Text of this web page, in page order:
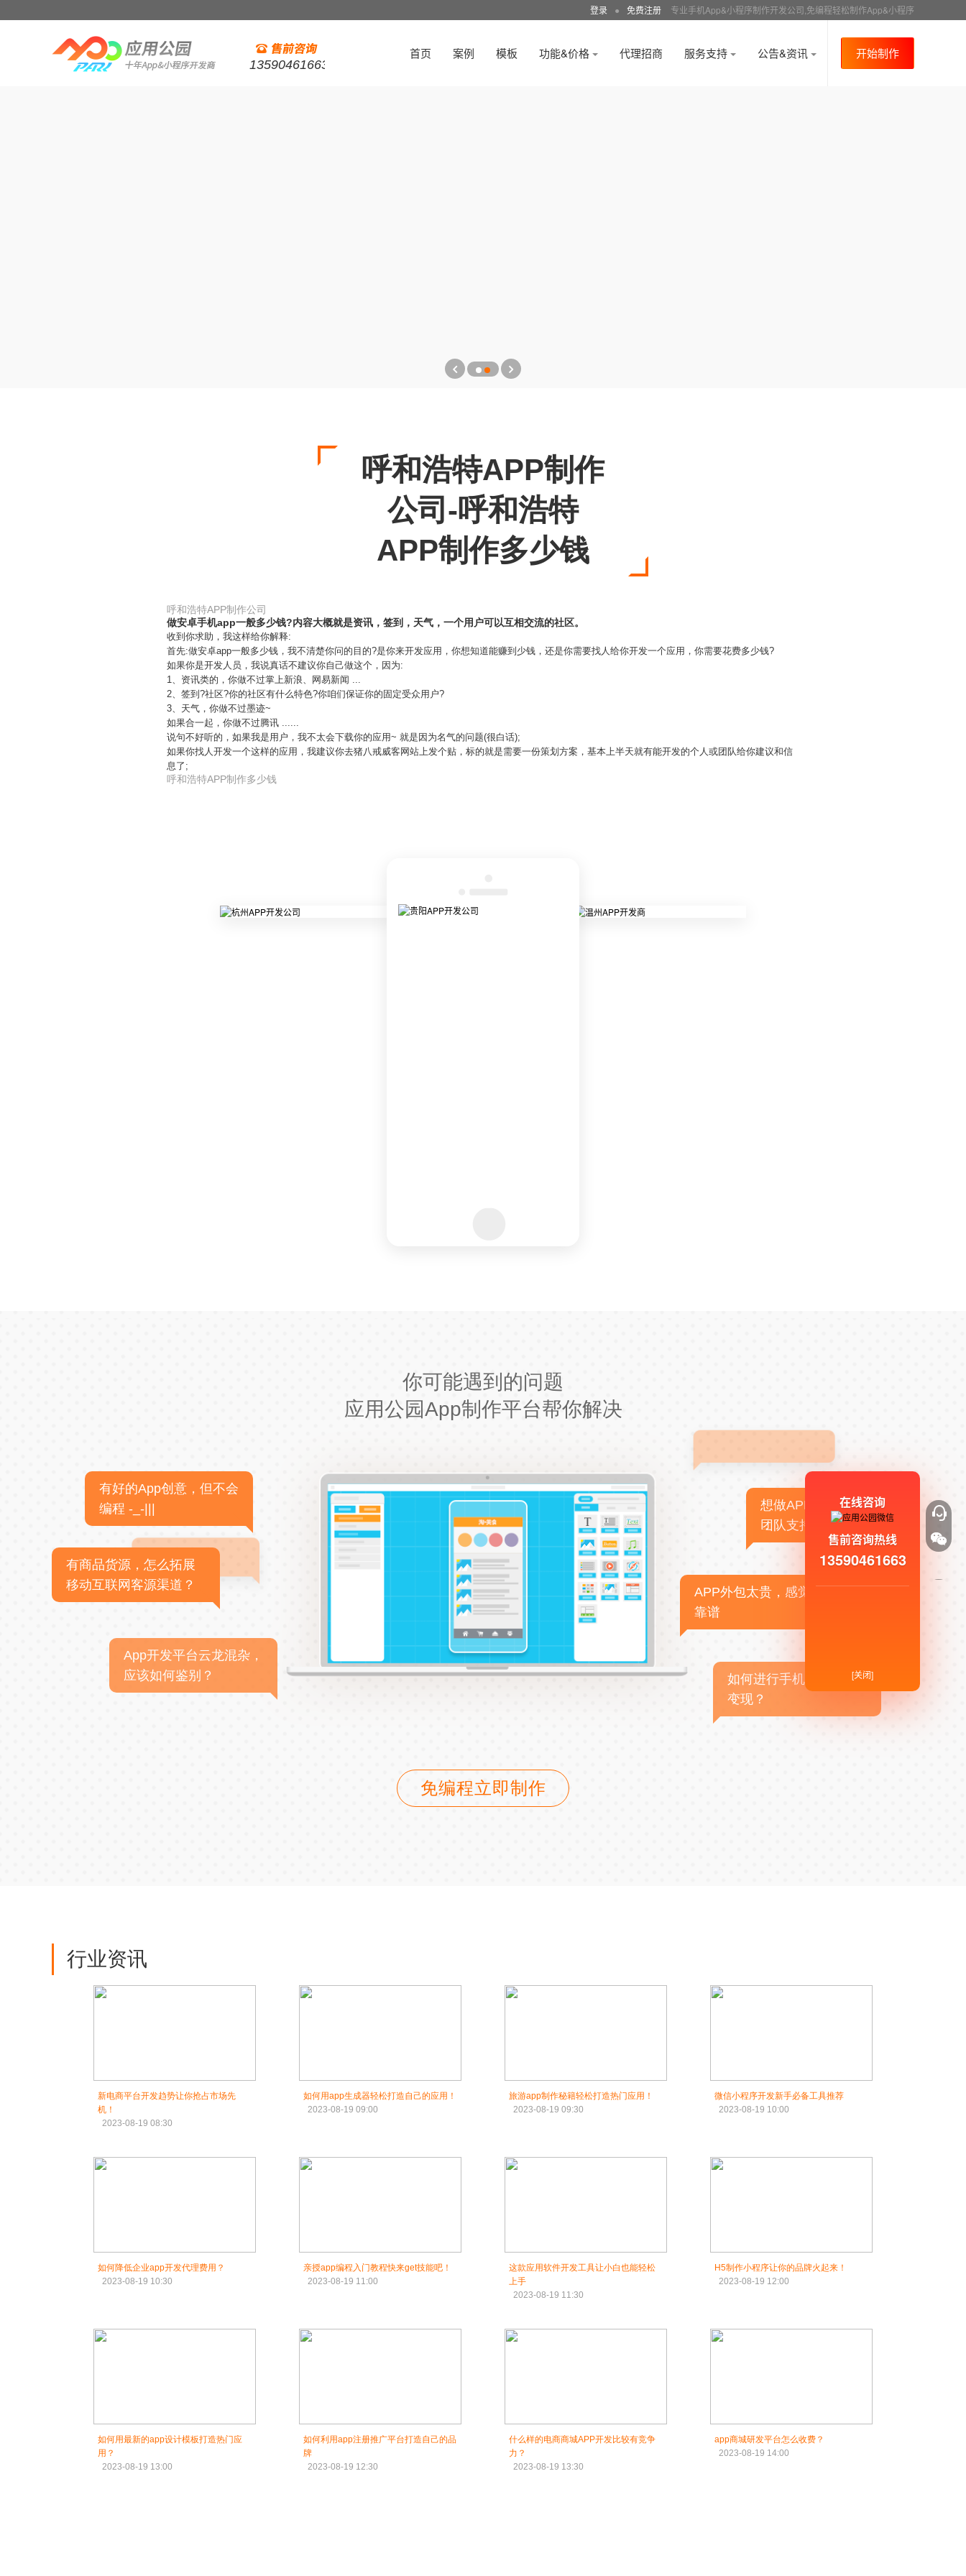
登录 ● 免费注册 专业手机App&小程序制作开发公司,免编程轻松制作App&小程序
13590461663
首页 案例 模板 功能&价格 代理招商 服务支持 公告&资讯 开始制作
呼和浩特APP制作
公司-呼和浩特
APP制作多少钱
呼和浩特APP制作公司
做安卓手机app一般多少钱?内容大概就是资讯，签到，天气，一个用户可以互相交流的社区。
收到你求助，我这样给你解释:
首先:做安卓app一般多少钱，我不清楚你问的目的?是你来开发应用，你想知道能赚到少钱，还是你需要找人给你开发一个应用，你需要花费多少钱?
如果你是开发人员，我说真话不建议你自己做这个，因为:
1、资讯类的，你做不过掌上新浪、网易新闻 ...
2、签到?社区?你的社区有什么特色?你咱们保证你的固定受众用户?
3、天气，你做不过墨迹~
如果合一起，你做不过腾讯 ......
说句不好听的，如果我是用户，我不太会下载你的应用~ 就是因为名气的问题(很白话);
如果你找人开发一个这样的应用，我建议你去猪八戒威客网站上发个贴，标的就是需要一份策划方案，基本上半天就有能开发的个人或团队给你建议和信
息了;
呼和浩特APP制作多少钱
你可能遇到的问题
应用公园App制作平台帮你解决
有好的App创意，但不会
编程 -_-|||
有商品货源，怎么拓展
移动互联网客源渠道？
App开发平台云龙混杂，
应该如何鉴别？
想做APP，但没有技术
团队支持
APP外包太贵，感觉不
靠谱
如何进行手机APP商业
变现？
免编程立即制作
行业资讯
新电商平台开发趋势让你抢占市场先
机！
2023-08-19 08:30
如何用app生成器轻松打造自己的应用！
2023-08-19 09:00
旅游app制作秘籍轻松打造热门应用！
2023-08-19 09:30
微信小程序开发新手必备工具推荐
2023-08-19 10:00
如何降低企业app开发代理费用？
2023-08-19 10:30
亲授app编程入门教程快来get技能吧！
2023-08-19 11:00
这款应用软件开发工具让小白也能轻松
上手
2023-08-19 11:30
H5制作小程序让你的品牌火起来！
2023-08-19 12:00
如何用最新的app设计模板打造热门应
用？
2023-08-19 13:00
如何利用app注册推广平台打造自己的品
牌
2023-08-19 12:30
什么样的电商商城APP开发比较有竞争
力？
2023-08-19 13:30
app商城研发平台怎么收费？
2023-08-19 14:00
在线咨询
售前咨询热线
13590461663
[关闭]